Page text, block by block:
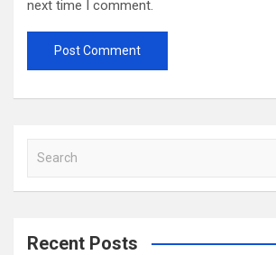
next time I comment.
a
c
Recent Posts